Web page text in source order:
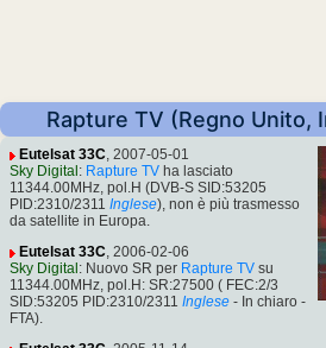
Rapture TV (Regno Unito,
Eutelsat 33C, 2007-05-01
Sky Digital : Rapture TV ha lasciato
11344.00MHz, pol.H (DVB-S SID:53205
PID:2310/2311 Inglese), non è più trasmesso
da satellite in Europa.
Eutelsat 33C, 2006-02-06
Sky Digital : Nuovo SR per Rapture TV su
11344.00MHz, pol.H: SR:27500 ( FEC:2/3
SID:53205 PID:2310/2311 Inglese - In chiaro -
FTA).